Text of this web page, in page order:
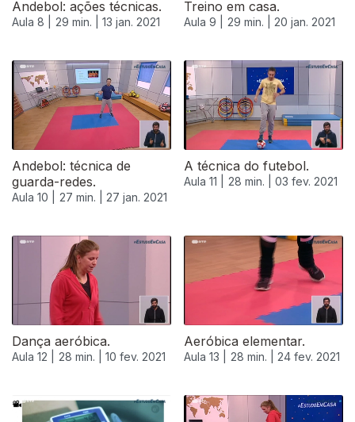
Andebol: ações técnicas.
Aula 8 | 29 min. | 13 jan. 2021
Treino em casa.
Aula 9 | 29 min. | 20 jan. 2021
Andebol: técnica de
guarda-redes.
Aula 10 | 27 min. | 27 jan. 2021
A técnica do futebol.
Aula 11 | 28 min. | 03 fev. 2021
522061
Dança aeróbica.
Aula 12 | 28 min. | 10 fev. 2021
Aeróbica elementar.
Aula 13 | 28 min. | 24 fev. 2021